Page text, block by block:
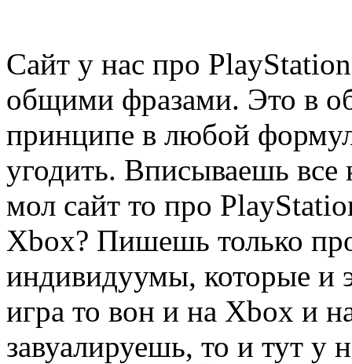
Сайт у нас про
общими фразами. Это в
принципе в любой
угодить. Вписываешь все
мол сайт то про
Xbox? Пишешь только
индивидуумы, которые и
игра то вон и на Xbox и
завуалируешь, то и тут у